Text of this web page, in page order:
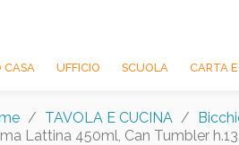
CASA UFFICIO SCUOLA CARTA
TAVOLA E CUCINA
Lattina 450ml, Can Tumbler